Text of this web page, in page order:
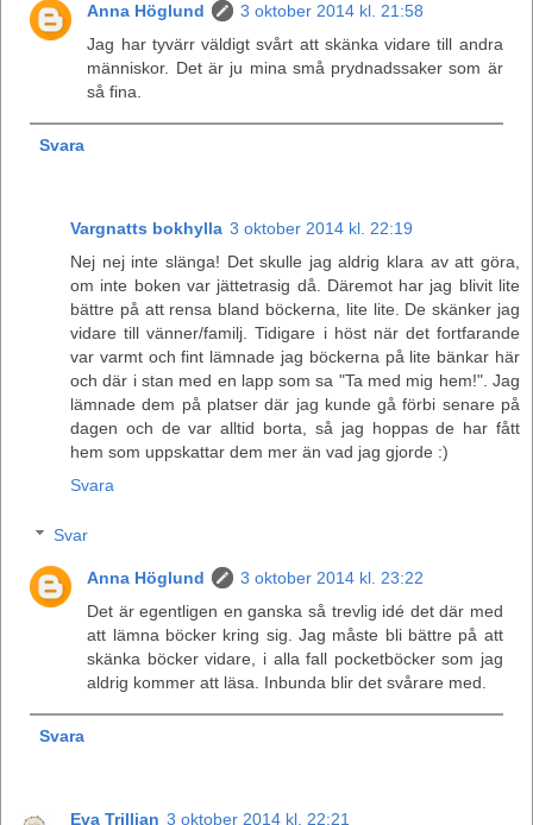
Anna Höglund
3 oktober 2014 kl. 21:58
Jag har tyvärr väldigt svårt att skänka vidare till andra
människor. Det är ju mina små prydnadssaker som är
så fina.
Svara
Vargnatts bokhylla 3 oktober 2014 kl. 22:19
Nej nej inte slänga! Det skulle jag aldrig klara av att göra,
om inte boken var jättetrasig då. Däremot har jag blivit lite
bättre på att rensa bland böckerna, lite lite. De skänker jag
vidare till vänner/familj. Tidigare i höst när det fortfarande
var varmt och fint lämnade jag böckerna på lite bänkar här
och där i stan med en lapp som sa "Ta med mig hem!". Jag
lämnade dem på platser där jag kunde gå förbi senare på
dagen och de var alltid borta, så jag hoppas de har fått
hem som uppskattar dem mer än vad jag gjorde :)
Svara
Svar
Anna Höglund
3 oktober 2014 kl. 23:22
Det är egentligen en ganska så trevlig idé det där med
att lämna böcker kring sig. Jag måste bli bättre på att
skänka böcker vidare, i alla fall pocketböcker som jag
aldrig kommer att läsa. Inbunda blir det svårare med.
Svara
Eva Trillian 3 oktober 2014 kl. 22:21